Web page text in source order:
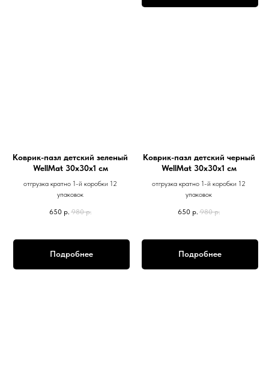
Коврик-пазл детский зеленый
WellMat 30х30х1 см
отгрузка кратно 1-й коробки 12
упаковок
650 р. 980 р.
Подробнее
Коврик-пазл детский черный
WellMat 30х30х1 см
отгрузка кратно 1-й коробки 12
упаковок
650 р. 980 р.
Подробнее